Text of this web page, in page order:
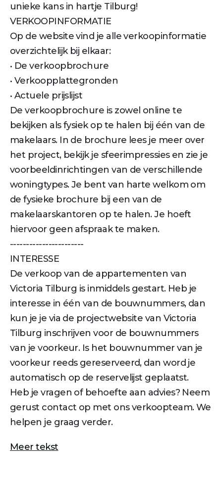
unieke kans in hartje Tilburg!
VERKOOPINFORMATIE
Op de website vind je alle verkoopinformatie
overzichtelijk bij elkaar:
• De verkoopbrochure
• Verkoopplattegronden
• Actuele prijslijst
De verkoopbrochure is zowel online te
bekijken als fysiek op te halen bij één van de
makelaars. In de brochure lees je meer over
het project, bekijk je sfeerimpressies en zie je
voorbeeldinrichtingen van de verschillende
woningtypes. Je bent van harte welkom om
de fysieke brochure bij een van de
makelaarskantoren op te halen. Je hoeft
hiervoor geen afspraak te maken.
-----------------------
INTERESSE
De verkoop van de appartementen van
Victoria Tilburg is inmiddels gestart. Heb je
interesse in één van de bouwnummers, dan
kun je je via de projectwebsite van Victoria
Tilburg inschrijven voor de bouwnummers
van je voorkeur. Is het bouwnummer van je
voorkeur reeds gereserveerd, dan word je
automatisch op de reservelijst geplaatst.
Heb je vragen of behoefte aan advies? Neem
gerust contact op met ons verkoopteam. We
helpen je graag verder.
Meer tekst